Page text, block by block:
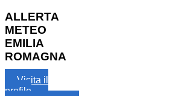
ALLERTA
METEO
EMILIA
ROMAGNA
Visita il
profilo